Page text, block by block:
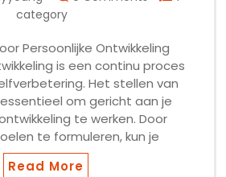
category
Persoonlijke Ontwikkeling
is een continu proces
Het stellen van
om gericht aan je
te werken. Door
te formuleren, kun je
Read More